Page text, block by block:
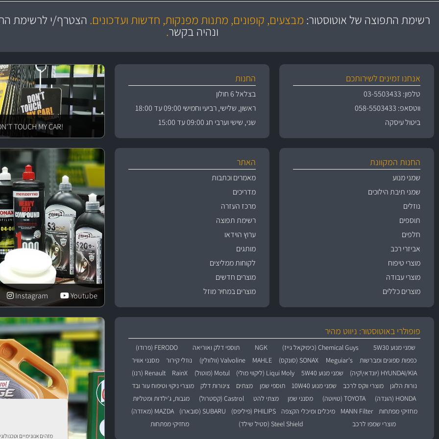
מזהים אנונימיים
באמצעות צ'יטה
משלוחים
במחיר
מחלקת המסננים שלנו עשירה וכוללת מסננים מקוריים ומסננים של MANN ו- MAHLE
גרמניה
בקרו במחלקת מוצרי
ושירות מצויין רשימת התפוצה של אוטוסטור: מבצעים, קופונים, מתנות מפנקות, חדשות ועדכונים. הצטרף/י לרשימת
ונהיה בקשר.
אנחנו זמינים לשירותכם
טלפון: 03-5503433
ווטסאפ: 058-5503433
ביטול עיסקה
החנות
בצלאל 6 חולון
ראשון, שלישי, רביעי וחמישי 09:00 עד 18:00
שני, שישי וערבי חג 09:00 עד 15:00
!DON'T TOUCH MY CAR
החנות המקוונת
שמני מנוע
שמני תיבת הילוכים
נוזלים
תוספים
חלפים
אביזרי רכב
מוצרי טיפוח
מוצרי עבודה
מוצרים כללים
האתר
מאמרים וכתבות
מדריכים
מרכז העזרה
רשימת תפוצה
ערוץ הוידאו
מותגים
לקוחות ממליצים
מוצרים חדשים
מוצרים במחיר מוזל
Youtube
Instagram
פופולרי באוטוסטור: ניווט מהיר
שמני מנוע 5W30 Chemical Guys (כימיקאל גייז) NGK תוספי דלק ואוריאה
FERODO (פרודו)
כפפות ספוגים ומברשות
Meguiar's SONAX (סונקס) MAHLE Valvoline (וולוולין) נוזלי קירור
מסנני אוויר
HYUNDAI/KIA (יונדאי\קיה)
שמני מנוע 5W40 Liqui Moly (ליקווי מולי) Motul (מוטול) RainX
Renault (רנו)
נורות הלוגן
מוצרי ווקס לרכב שמני מנוע 10W40 תוספי שמן מצתים צינורות דלק
מוצרי ניקוי וטיפוח עור ובד
HONDA (הונדה)
TOYOTA (טויוטה) מסנני שמן מצתי להט Castrol (קסטרול)
מגבות, ג'ילדות ומטליות
מחזיקי מפתחות
MANN Filter מיכלים ומיכלי הקצפה PHILIPS (פיליפס) SUBARU (סובארו)
MAZDA (מאזדה)
מוצרי שמפו לרכב
Steel Shield (סטיל שילד) מחזיקי מפתחות